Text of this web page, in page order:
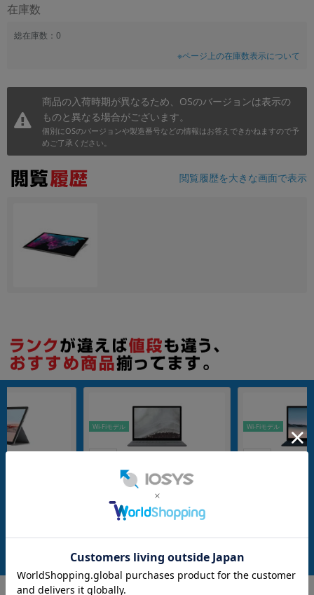
在庫数
総在庫数：0
※ページ上の在庫数表示について
商品の入荷時期が異なるため、OSのバージョンは表示の
ものと異なる場合がございます。
個別にOSのバージョンや製造番号などの情報はお答えできかねますので予
めご了承ください。
閲覧履歴を大きな画面で表示
(税込)
256GB
Wi-Fiモデル
Surface Laptop2 プラチナ LQN-000
19 【Core i5(1.7GHz)/8GB/256GB SS
メーカー：MICROSOFT
発売日：
付属品: ACアダプタ
中古Bランク 29,800 円 (税込)
256GB
Wi-Fiモデル
中古Bランク
円 ～ 円
発売日